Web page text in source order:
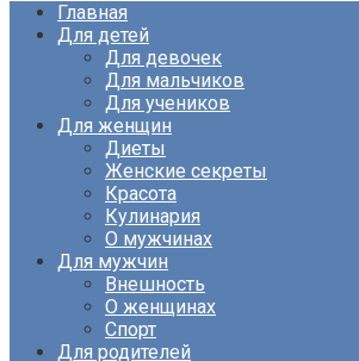
Главная
Для детей
Для девочек
Для мальчиков
Для учеников
Для женщин
Диеты
Женские секреты
Красота
Кулинария
О мужчинах
Для мужчин
Внешность
О женщинах
Спорт
Для родителей